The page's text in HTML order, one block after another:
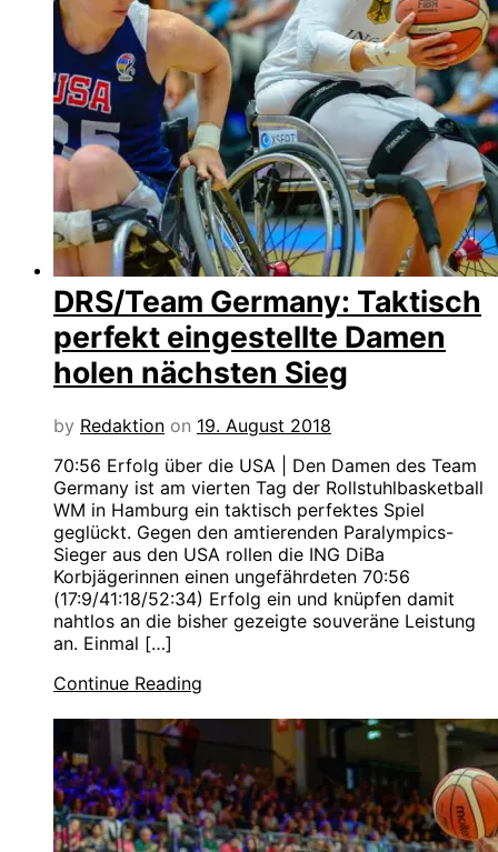
DRS/Team Germany: Taktisch
perfekt eingestellte Damen
holen nächsten Sieg
by Redaktion on 19. August 2018
70:56 Erfolg über die USA | Den Damen des Team
Germany ist am vierten Tag der Rollstuhlbasketball
WM in Hamburg ein taktisch perfektes Spiel
geglückt. Gegen den amtierenden Paralympics-
Sieger aus den USA rollen die ING DiBa
Korbjägerinnen einen ungefährdeten 70:56
(17:9/41:18/52:34) Erfolg ein und knüpfen damit
nahtlos an die bisher gezeigte souveräne Leistung
an. Einmal […]
Continue Reading